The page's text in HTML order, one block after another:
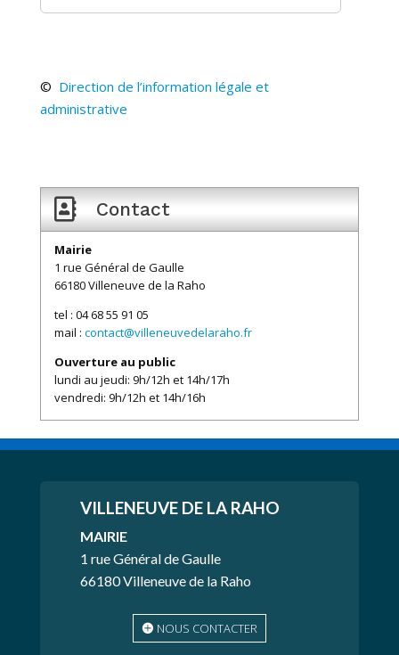
© Direction de l’information légale et
administrative
 Contact
Mairie
1 rue Général de Gaulle
66180 Villeneuve de la Raho
tel : 04 68 55 91 05
mail : contact@villeneuvedelaraho.fr
Ouverture au public
lundi au jeudi: 9h/12h et 14h/17h
vendredi: 9h/12h et 14h/16h
VILLENEUVE DE LA RAHO
MAIRIE
1 rue Général de Gaulle
66180 Villeneuve de la Raho
NOUS CONTACTER